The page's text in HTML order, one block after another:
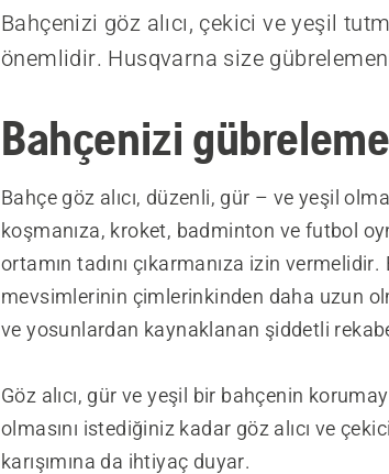
Gübreleme işini robotik çim biçme
Bahçenizi gübrelemeye yönelik 6 ipucu
Bahçenizi göz alıcı, çekici ve yeşil
önemlidir. Husqvarna size
Bahçenizi gübreleme
Bahçe göz alıcı, düzenli, gür – ve yeşil
koşmanıza, kroket, badminton ve futbol
ortamın tadını çıkarmanıza izin
mevsimlerinin çimlerinkinden daha uzun
ve yosunlardan kaynaklanan şiddetli
Göz alıcı, gür ve yeşil bir bahçenin
olmasını istediğiniz kadar göz alıcı ve
karışımına da ihtiyaç duyar.